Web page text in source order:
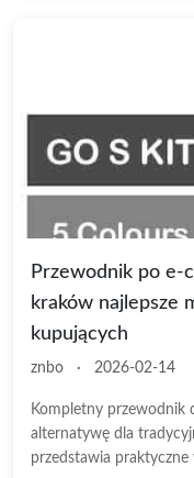
Przewodnik po e-
kraków najlepsze
kupujących
znbo · 2026-02-14
Kompletny przewodnik
alternatywę dla
przedstawia praktyczne